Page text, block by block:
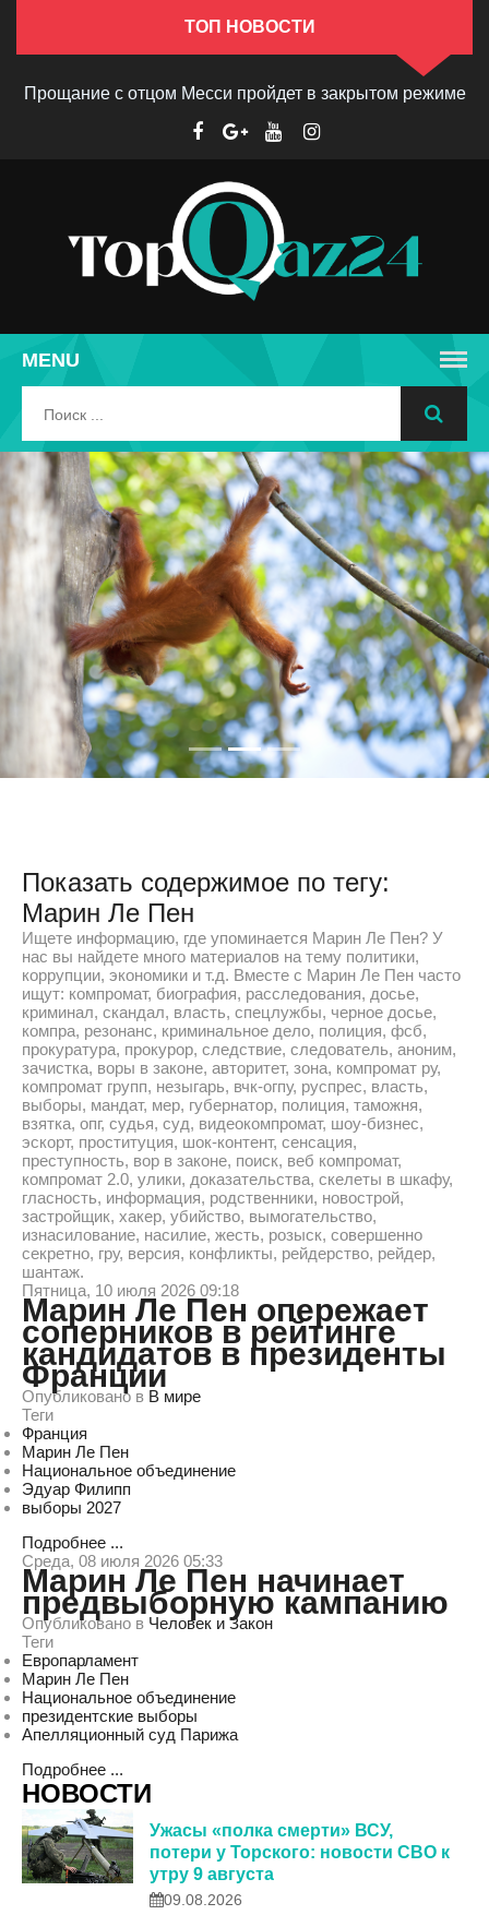
ТОП НОВОСТИ
Прощание с отцом Месси пройдет в закрытом режиме
MENU
Показать содержимое по тегу:
Марин Ле Пен
Ищете информацию, где упоминается Марин Ле Пен? У
нас вы найдете много материалов на тему политики,
коррупции, экономики и т.д. Вместе с Марин Ле Пен часто
ищут: компромат, биография, расследования, досье,
криминал, скандал, власть, спецлужбы, черное досье,
компра, резонанс, криминальное дело, полиция, фсб,
прокуратура, прокурор, следствие, следователь, аноним,
зачистка, воры в законе, авторитет, зона, компромат ру,
компромат групп, незыгарь, вчк-огпу, руспрес, власть,
выборы, мандат, мер, губернатор, полиция, таможня,
взятка, опг, судья, суд, видеокомпромат, шоу-бизнес,
эскорт, проституция, шок-контент, сенсация,
преступность, вор в законе, поиск, веб компромат,
компромат 2.0, улики, доказательства, скелеты в шкафу,
гласность, информация, родственники, новострой,
застройщик, хакер, убийство, вымогательство,
изнасилование, насилие, жесть, розыск, совершенно
секретно, гру, версия, конфликты, рейдерство, рейдер,
шантаж.
Пятница, 10 июля 2026 09:18
Марин Ле Пен опережает
соперников в рейтинге
кандидатов в президенты
Франции
Опубликовано в В мире
Теги
Франция
Марин Ле Пен
Национальное объединение
Эдуар Филипп
выборы 2027
Подробнее ...
Среда, 08 июля 2026 05:33
Марин Ле Пен начинает
предвыборную кампанию
Опубликовано в Человек и Закон
Теги
Европарламент
Марин Ле Пен
Национальное объединение
президентские выборы
Апелляционный суд Парижа
Подробнее ...
НОВОСТИ
Ужасы «полка смерти» ВСУ,
потери у Торского: новости СВО к
утру 9 августа
09.08.2026